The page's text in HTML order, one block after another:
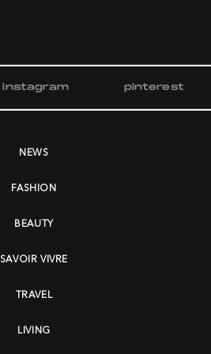
instagram pinterest
NEWS
FASHION
BEAUTY
SAVOIR VIVRE
TRAVEL
LIVING